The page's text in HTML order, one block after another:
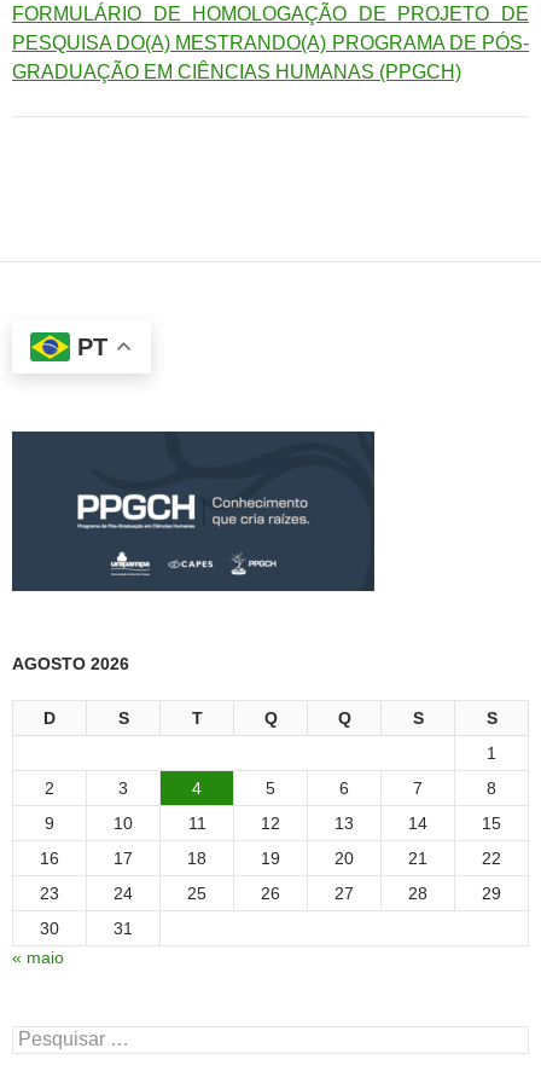
FORMULÁRIO DE HOMOLOGAÇÃO DE PROJETO DE
PESQUISA DO(A) MESTRANDO(A) PROGRAMA DE PÓS-
GRADUAÇÃO EM CIÊNCIAS HUMANAS (PPGCH)
PT
AGOSTO 2026
D S T Q Q S
S
1
2
3 4 5 6 7
8
9
10 11 12 13 14
15
16
17 18 19 20 21
22
23
24 25 26 27 28
29
30
31
« maio
Pesquisar
por: